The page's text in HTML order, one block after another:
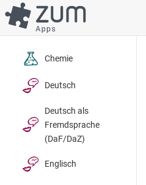
Direkt
zum
Inhalt
Chemie
Deutsch
Deutsch als
Fremdsprache
(DaF/DaZ)
Englisch